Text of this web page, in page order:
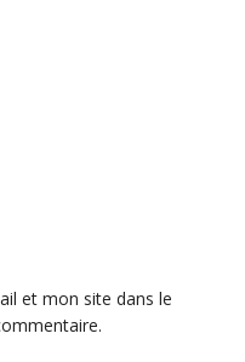
et mon site dans le